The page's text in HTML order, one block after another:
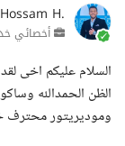
Hossam H.
أخصائي
السلام عليكم اخى
الظن الحمدالله
وموديريتور محترف خبرة 4 سنوات